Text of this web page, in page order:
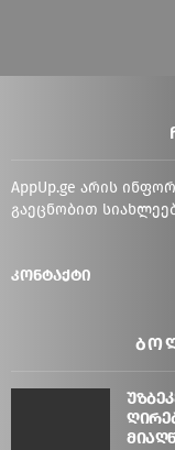
AppUp.ge არის
გაეცნობით
კონტაქტი